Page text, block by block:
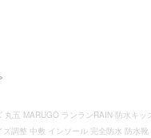
五 MARUGO ランランRAIN 防水キッ
調整 中敷 インソール 完全防水 防水